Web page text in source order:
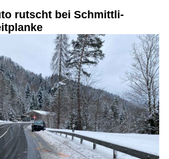
rutscht bei Schmittli-